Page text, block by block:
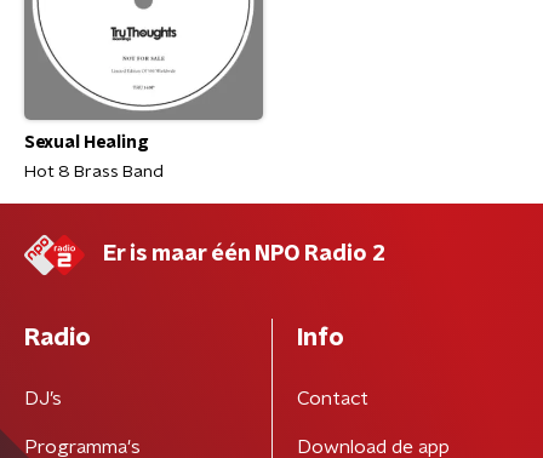
Sexual Healing
Hot 8 Brass Band
Er is maar één NPO Radio 2
Radio
DJ’s
Programma's
Info
Contact
Download de app